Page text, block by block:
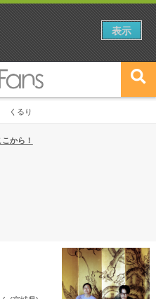
くるり
期編発表！
から！
表示